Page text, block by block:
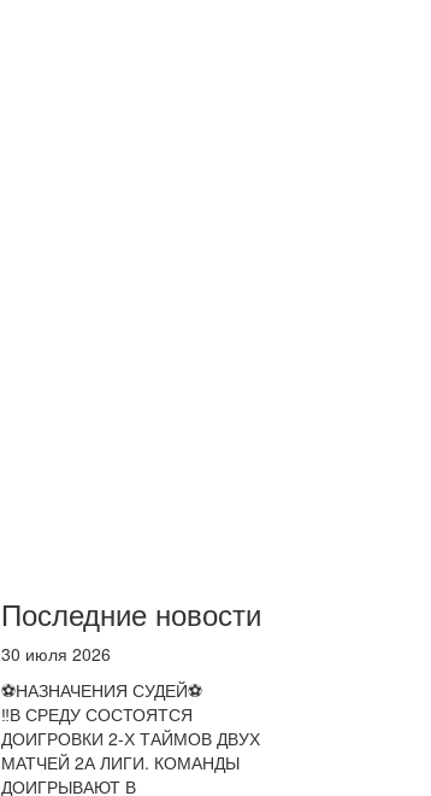
Последние новости
30 июля 2026
⚽НАЗНАЧЕНИЯ СУДЕЙ⚽
‼В СРЕДУ СОСТОЯТСЯ
ДОИГРОВКИ 2-Х ТАЙМОВ ДВУХ
МАТЧЕЙ 2А ЛИГИ. КОМАНДЫ
ДОИГРЫВАЮТ В